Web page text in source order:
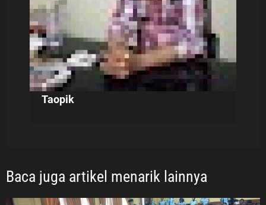
Taopik
Baca juga artikel menarik lainnya